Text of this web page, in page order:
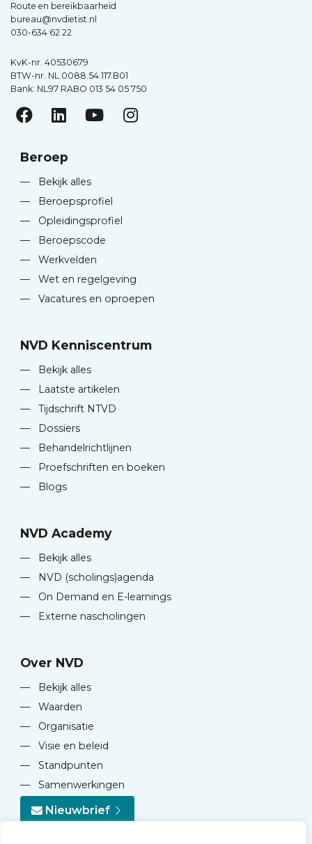
Route en bereikbaarheid
bureau@nvdietist.nl
030-634 62 22
KvK-nr. 40530679
BTW-nr. NL.0088.54.117.B01
Bank: NL97 RABO 013 54 05 750
Beroep
—
Bekijk alles
—
Beroepsprofiel
—
Opleidingsprofiel
—
Beroepscode
—
Werkvelden
—
Wet en regelgeving
—
Vacatures en oproepen
NVD Kenniscentrum
—
Bekijk alles
—
Laatste artikelen
—
Tijdschrift NTVD
—
Dossiers
—
Behandelrichtlijnen
—
Proefschriften en boeken
—
Blogs
NVD Academy
—
Bekijk alles
—
NVD (scholings)agenda
—
On Demand en E-learnings
—
Externe nascholingen
Over NVD
—
Bekijk alles
—
Waarden
—
Organisatie
—
Visie en beleid
—
Standpunten
—
Samenwerkingen
Nieuwbrief